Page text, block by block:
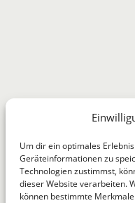
Um dir ein optimales
Geräteinformationen zu
Technologien zustimmst,
dieser Website verarbeiten.
können bestimmte